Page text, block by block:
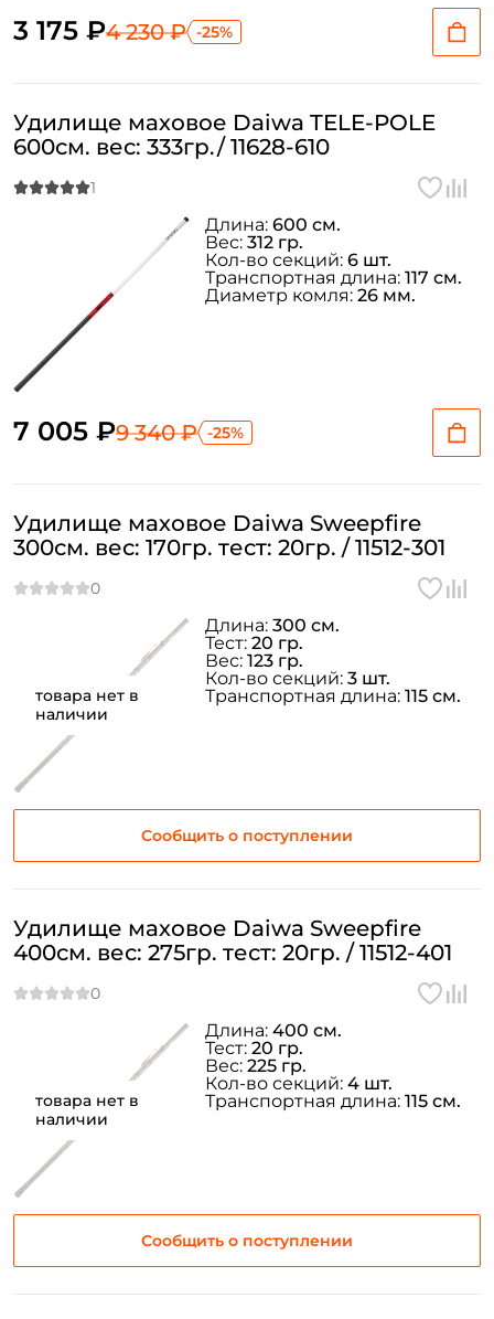
3 175 ₽4 230 ₽ -25%
Удилище маховое Daiwa TELE-POLE
600см. вес: 333гр./ 11628-610
7 005 ₽9 340 ₽ -25%
Длина: 600 см.
Вес: 312 гр.
Кол-во секций: 6 шт.
Транспортная длина: 117 см.
Диаметр комля: 26 мм.
товара нет в
наличии
Удилище маховое Daiwa Sweepfire
300см. вес: 170гр. тест: 20гр. / 11512-301
Сообщить о поступлении
Длина: 300 см.
Тест: 20 гр.
Вес: 123 гр.
Кол-во секций: 3 шт.
Транспортная длина: 115 см.
товара нет в
наличии
Удилище маховое Daiwa Sweepfire
400см. вес: 275гр. тест: 20гр. / 11512-401
Сообщить о поступлении
Длина: 400 см.
Тест: 20 гр.
Вес: 225 гр.
Кол-во секций: 4 шт.
Транспортная длина: 115 см.